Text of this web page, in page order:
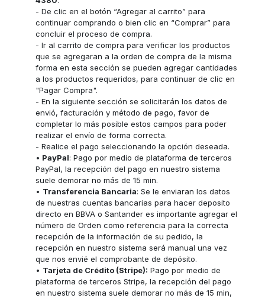
- De clic en el botón “Agregar al carrito” para
continuar comprando o bien clic en “Comprar” para
concluir el proceso de compra.
- Ir al carrito de compra para verificar los productos
que se agregaran a la orden de compra de la misma
forma en esta sección se pueden agregar cantidades
a los productos requeridos, para continuar de clic en
"Pagar Compra".
- En la siguiente sección se solicitarán los datos de
envió, facturación y método de pago, favor de
completar lo más posible estos campos para poder
realizar el envío de forma correcta.
- Realice el pago seleccionando la opción deseada.
• PayPal: Pago por medio de plataforma de terceros
PayPal, la recepción del pago en nuestro sistema
suele demorar no más de 15 min.
• Transferencia Bancaria: Se le enviaran los datos
de nuestras cuentas bancarias para hacer deposito
directo en BBVA o Santander es importante agregar el
número de Orden como referencia para la correcta
recepción de la información de su pedido, la
recepción en nuestro sistema será manual una vez
que nos envié el comprobante de depósito.
• Tarjeta de Crédito (Stripe): Pago por medio de
plataforma de terceros Stripe, la recepción del pago
en nuestro sistema suele demorar no más de 15 min,